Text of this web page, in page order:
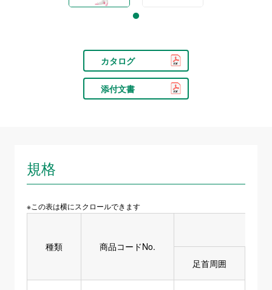
カタログ
添付文書
規格
※この表は横にスクロールできます
種類
商品コードNo.
足首周囲